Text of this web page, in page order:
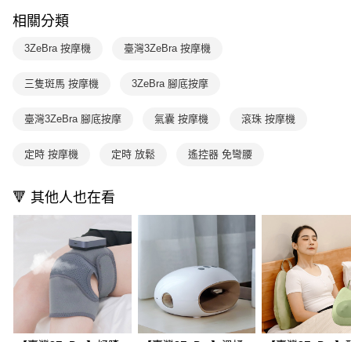
【注意事項】
用戶於交易時，得透過本服務購買商品或服務，並由商店將買賣／分期付款
2.基於同意付款使用「大哥付你分期」之契約關係目的，商店將以您的個人
3.完整用戶服務條款，請詳閱以下連結：https://oppay.tw/userRule
３．收到繳費通知簡訊後14天內，點擊此簡訊中的連結，可透過四大超商／
ATM／網路銀行／等多元方式進行付款，方視為交易完成。
※ 請注意：結帳手續完成當下不需立刻繳費，但若您需要取消訂單，請聯絡
※ 交易是否成功請以「AFTEE先享後付 」之結帳頁面顯示為準，若有關於
客戶支援中心」https://netprotections.freshdesk.com/support/home
１．透過由恩沛科技股份有限公司提供之「AFTEE先享後付」服務完成之交
２．關於個人資料處理事宜，請瀏覽以下網址：
https://aftee.tw/terms/#terms3
３．未成年的使用者請事先徵得法定代理人或監護人之同意方可使用
「AFTEE先享後付」，若未經同意申辦者引起之損失，本公司不負相關責
任。
４．使用「AFTEE先享後付」時，將依據個別帳號之用戶狀況，依本公司即
時審查核予不同之上限額度；若仍有額度不足之情形，本公司將視審查結果
請求用戶進行身份認證。
５．嚴禁一人註冊多個帳號或使用他人資訊註冊。若發現惡意使用之情形，
恩沛科技股份有限公司將有權停止該用戶之使用額度並採取法律行動。
相關分類
3ZeBra 按摩機 臺灣3ZeBra 按摩機
三隻斑馬 按摩機 3ZeBra 腳底按摩
臺灣3ZeBra 腳底按摩 氣囊 按摩機 滾珠 按摩機
定時 按摩機 定時 放鬆 遙控器 免彎腰
🔻 其他人也在看